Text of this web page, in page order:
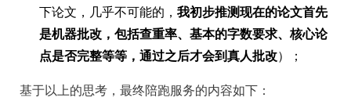
下论文，几乎不可能的， 我初步推测现在的论文首先
是机器批改，包括查重率、基本的字数要求、核心论
点是否完整等等，通过之后才会到真人批改）；
基于以上的思考，最终陪跑服务的内容如下：